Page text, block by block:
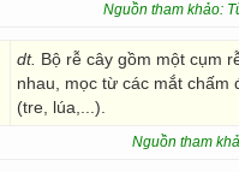
Nguồn tham khảo:
dt. Bộ rễ cây gồm một cụm
nhau, mọc từ các mắt chấm
(tre, lúa,...).
Nguồn tham